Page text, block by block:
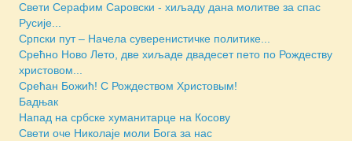
Свети Серафим Саровски - хиљаду дана молитве за спас
Русије...
Српски пут – Начела суверенистичке политике...
Срећно Ново Лето, две хиљаде двадесет пето по Рождеству
христовом...
Срећан Божић! С Рождеством Христовым!
Бадњак
Напад на србске хуманитарце на Косову
Свети оче Николаје моли Бога за нас